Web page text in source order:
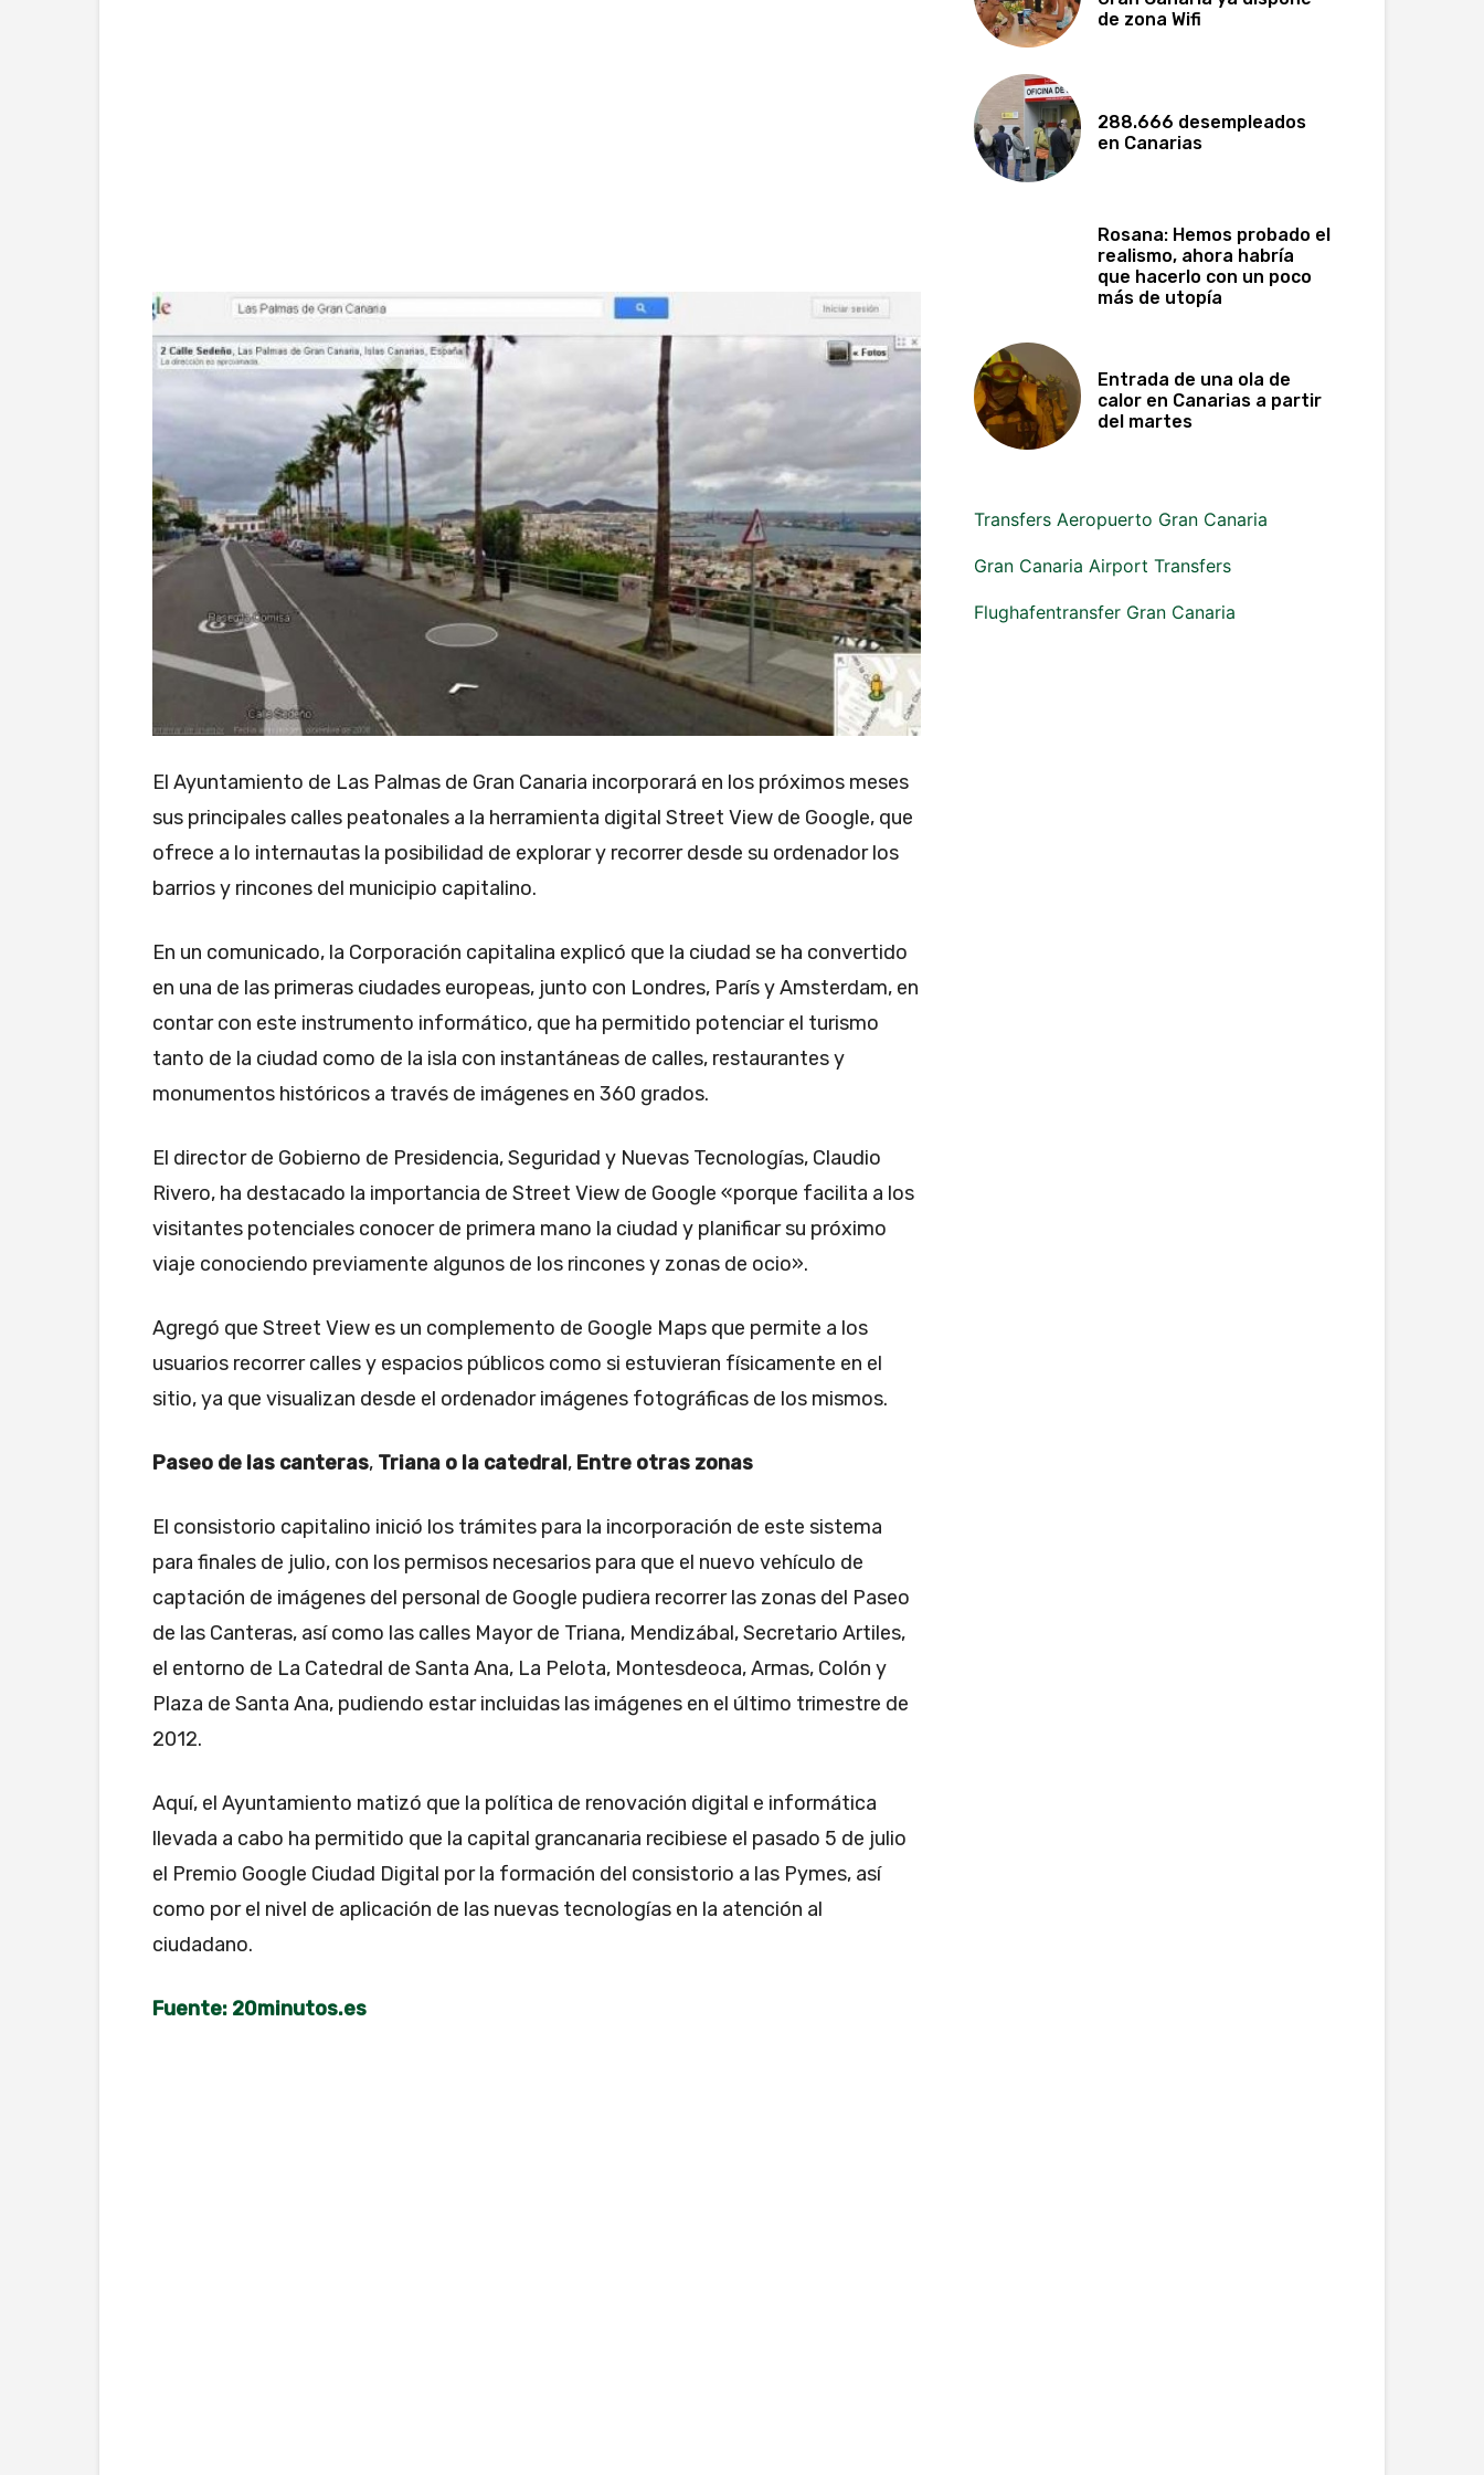
El Ayuntamiento de Las Palmas de Gran Canaria incorporará en los próximos meses
sus principales calles peatonales a la herramienta digital Street View de Google, que
ofrece a lo internautas la posibilidad de explorar y recorrer desde su ordenador los
barrios y rincones del municipio capitalino.
En un comunicado, la Corporación capitalina explicó que la ciudad se ha convertido
en una de las primeras ciudades europeas, junto con Londres, París y Amsterdam, en
contar con este instrumento informático, que ha permitido potenciar el turismo
tanto de la ciudad como de la isla con instantáneas de calles, restaurantes y
monumentos históricos a través de imágenes en 360 grados.
El director de Gobierno de Presidencia, Seguridad y Nuevas Tecnologías, Claudio
Rivero, ha destacado la importancia de Street View de Google «porque facilita a los
visitantes potenciales conocer de primera mano la ciudad y planificar su próximo
viaje conociendo previamente algunos de los rincones y zonas de ocio».
Agregó que Street View es un complemento de Google Maps que permite a los
usuarios recorrer calles y espacios públicos como si estuvieran físicamente en el
sitio, ya que visualizan desde el ordenador imágenes fotográficas de los mismos.
Paseo de las canteras, Triana o la catedral, Entre otras zonas
El consistorio capitalino inició los trámites para la incorporación de este sistema
para finales de julio, con los permisos necesarios para que el nuevo vehículo de
captación de imágenes del personal de Google pudiera recorrer las zonas del Paseo
de las Canteras, así como las calles Mayor de Triana, Mendizábal, Secretario Artiles,
el entorno de La Catedral de Santa Ana, La Pelota, Montesdeoca, Armas, Colón y
Plaza de Santa Ana, pudiendo estar incluidas las imágenes en el último trimestre de
2012.
Aquí, el Ayuntamiento matizó que la política de renovación digital e informática
llevada a cabo ha permitido que la capital grancanaria recibiese el pasado 5 de julio
el Premio Google Ciudad Digital por la formación del consistorio a las Pymes, así
como por el nivel de aplicación de las nuevas tecnologías en la atención al
ciudadano.
Fuente: 20minutos.es
de zona Wifi
288.666 desempleados
en Canarias
Rosana: Hemos probado el
realismo, ahora habría
que hacerlo con un poco
más de utopía
Entrada de una ola de
calor en Canarias a partir
del martes
Transfers Aeropuerto Gran Canaria
Gran Canaria Airport Transfers
Flughafentransfer Gran Canaria